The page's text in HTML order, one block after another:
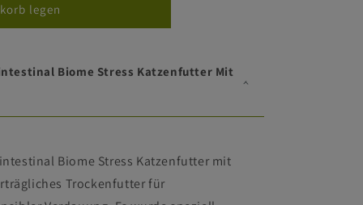
legen
Biome Stress Katzenfutter Mit
Biome Stress Katzenfutter mit
Trockenfutter für